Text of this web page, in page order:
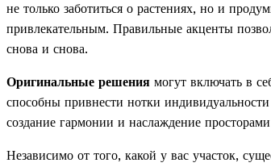
не только заботиться о растениях, но и
привлекательным. Правильные акценты
снова и снова.
Оригинальные решения могут включать в
способны привнести нотки
создание гармонии и наслаждение
Независимо от того, какой у вас участок,